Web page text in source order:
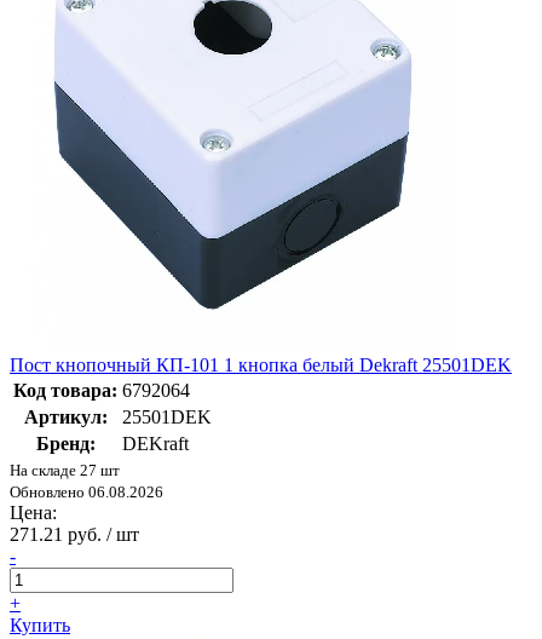
Пост кнопочный КП-101 1 кнопка белый Dekraft 25501DEK
Код товара: 6792064
Артикул:
25501DEK
Бренд:
DEKraft
На складе 27 шт
Обновлено 06.08.2026
Цена:
271.21 руб. / шт
-
+
Купить